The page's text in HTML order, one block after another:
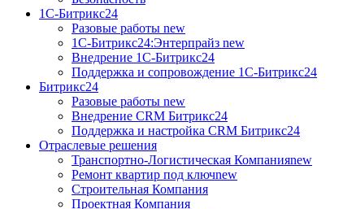
1C-Битрикс24
Разовые работы new
1С-Битрикс24:Энтерпрайз new
Внедрение 1C-Битрикс24
Поддержка и сопровождение 1С-Битрикс24
Битрикс24
Разовые работы new
Внедрение CRM Битрикс24
Поддержка и настройка CRM Битрикс24
Отраслевые решения
Транспортно-Логистическая Компанияnew
Ремонт квартир под ключnew
Строительная Компания
Проектная Компания